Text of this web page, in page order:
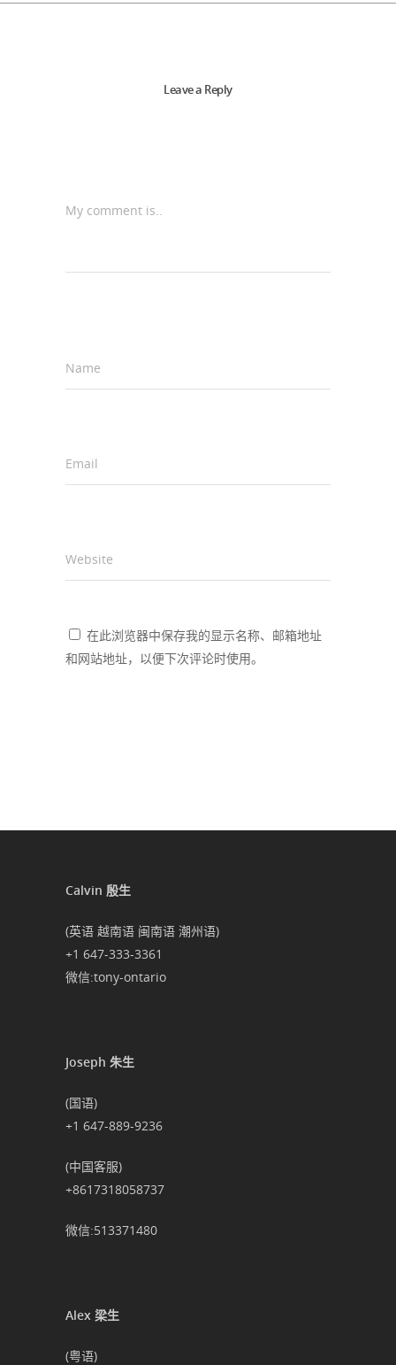
Leave a Reply
My comment is..
Name
Email
Website
在此浏览器中保存我的显示名称、邮箱地址
和网站地址，以便下次评论时使用。
Calvin 殷生
(英语 越南语 闽南语 潮州语)
+1 647-333-3361
微信:tony-ontario
Joseph 朱生
(国语)
+1 647-889-9236
(中国客服)
+8617318058737
微信:513371480
Alex 梁生
(粤语)